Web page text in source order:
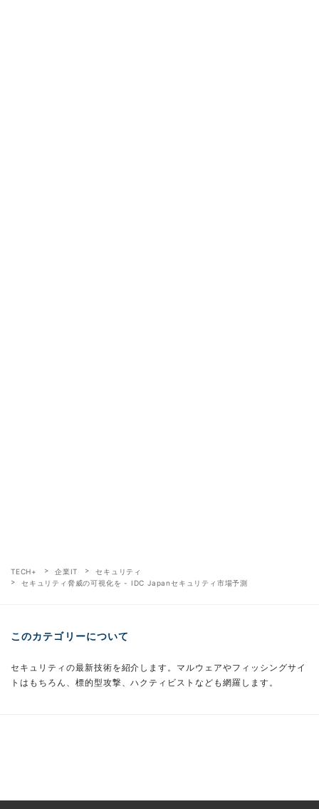
TECH+ 企業IT
セキュリティ
セキュリティ脅威の可視化を - IDC Japanセキュリティ市場予測
このカテゴリーについて
セキュリティの最新技術を紹介します。マルウェアやフィッシングサイ
トはもちろん、標的型攻撃、ハクティビストなども網羅します。